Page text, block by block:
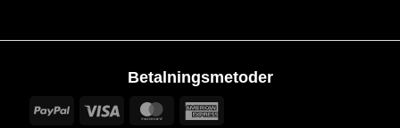
Betalningsmetoder